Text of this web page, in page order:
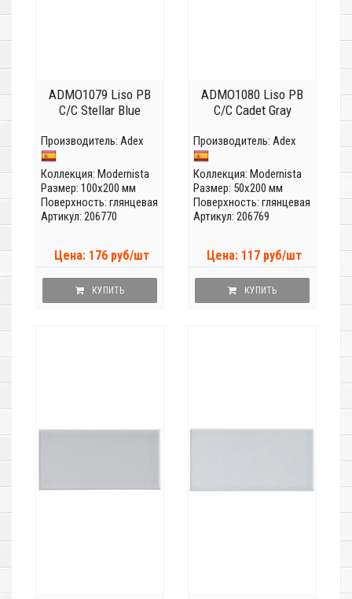
ADMO1079 Liso PB
C/C Stellar Blue
Производитель: Adex
Коллекция: Modernista
Размер: 100x200 мм
Поверхность: глянцевая
Артикул: 206770
Цена: 176 руб/шт
КУПИТЬ
ADMO1080 Liso PB
C/C Cadet Gray
Производитель: Adex
Коллекция: Modernista
Размер: 50x200 мм
Поверхность: глянцевая
Артикул: 206769
Цена: 117 руб/шт
КУПИТЬ